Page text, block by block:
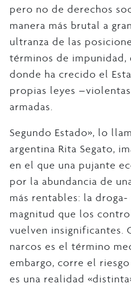
pero no de derechos
manera más brutal a
ultranza de las
términos de
donde ha crecido el
propias leyes
armadas.
Segundo Estado», lo
argentina Rita Segato,
en el que una pujante
por la abundancia de
más rentables: la
magnitud que los
vuelven insignificantes.
narcos es el término
embargo, corre el
es una realidad